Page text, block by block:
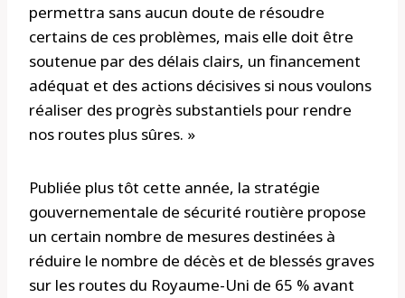
permettra sans aucun doute de résoudre
certains de ces problèmes, mais elle doit être
soutenue par des délais clairs, un financement
adéquat et des actions décisives si nous voulons
réaliser des progrès substantiels pour rendre
nos routes plus sûres. »
Publiée plus tôt cette année, la stratégie
gouvernementale de sécurité routière propose
un certain nombre de mesures destinées à
réduire le nombre de décès et de blessés graves
sur les routes du Royaume-Uni de 65 % avant